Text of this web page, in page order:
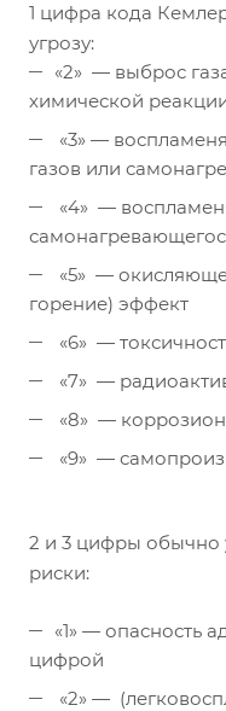
1 цифра кода
угрозу:
«2» — выброс
химической
«3» —
газов или
«4» —
«5» —
горение) эффект
«6» —
«7» —
«8» —
«9» —
2 и 3 цифры обычно
риски:
«1» — опасность
цифрой
«2» —